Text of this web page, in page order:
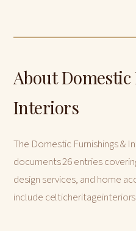
About
Interiors
The Domestic Furnishings &
documents 26 entries
design services, and home
include